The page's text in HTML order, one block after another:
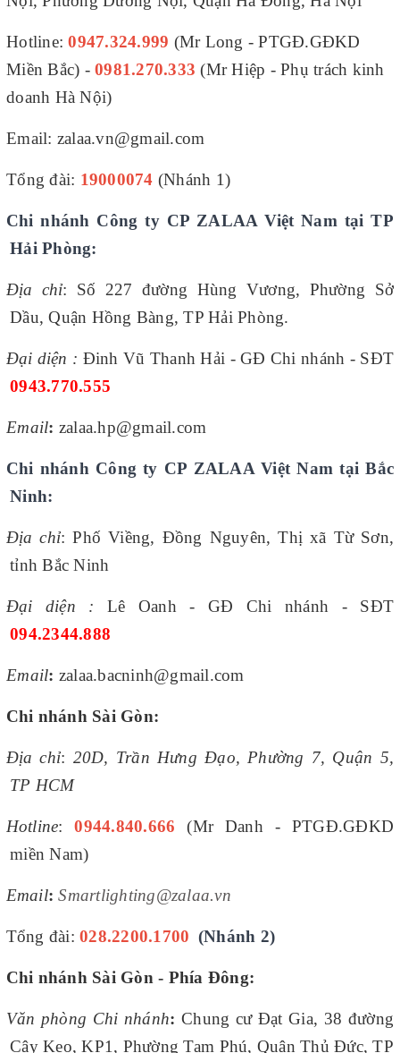
Hotline:0947.324.999 (Mr Long - PTGĐ.GĐKD
Miền Bắc) - 0981.270.333(Mr Hiệp - Phụ trách kinh
doanh Hà Nội)
Email: zalaa.vn@gmail.com
Tổng đài: 19000074 (Nhánh 1)
Chi nhánh Công ty CP ZALAA Việt Nam tại TP
Hải Phòng:
Địa chỉ:
Số 227 đường Hùng Vương, Phường Sở
Dầu, Quận Hồng Bàng, TP Hải Phòng.
Đại diện : Đinh Vũ Thanh Hải - GĐ Chi nhánh - SĐT
0943.770.555
Email: zalaa.hp@gmail.com
Chi nhánh Công ty CP ZALAA Việt Nam tại Bắc
Ninh:
Địa chỉ: Phố Viềng, Đồng Nguyên, Thị xã Từ Sơn,
tỉnh Bắc Ninh
Đại diện : Lê Oanh - GĐ Chi nhánh - SĐT
094.2344.888
Email: zalaa.bacninh@gmail.com
Chi nhánh Sài Gòn:
Địa chỉ: 20D, Trần Hưng Đạo, Phường 7, Quận 5,
TP HCM
Hotline:0944.840.666 (Mr Danh - PTGĐ.GĐKD
miền Nam)
Email:Smartlighting@zalaa.vn
Tổng đài: 028.2200.1700 (Nhánh 2)
Chi nhánh Sài Gòn - Phía Đông:
Văn phòng Chi nhánh:Chung cư Đạt Gia, 38 đường
Cây Keo, KP1, Phường Tam Phú, Quận Thủ Đức, TP